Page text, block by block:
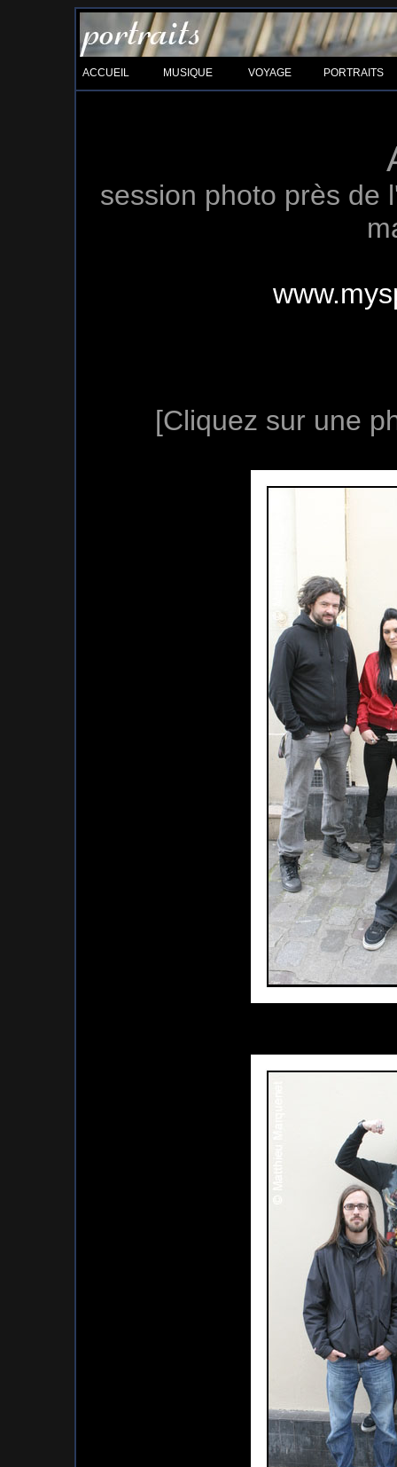
ACCUEIL MUSIQUE VOYAGE PORTRAITS
session photo près de
[Cliquez sur une